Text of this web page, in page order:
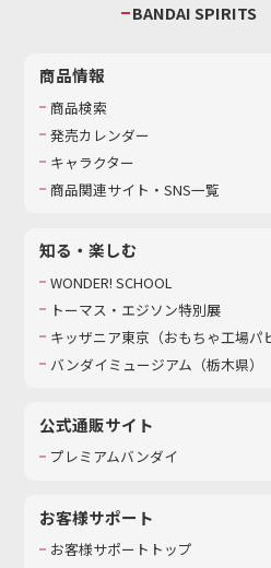
BANDAI SPIRITS
商品情報
商品検索
発売カレンダー
キャラクター
商品関連サイト・SNS一覧
知る・楽しむ
WONDER! SCHOOL
トーマス・エジソン特別展
キッザニア東京（おもちゃ工場パ
バンダイミュージアム（栃木県）
公式通販サイト
プレミアムバンダイ
お客様サポート
お客様サポートトップ